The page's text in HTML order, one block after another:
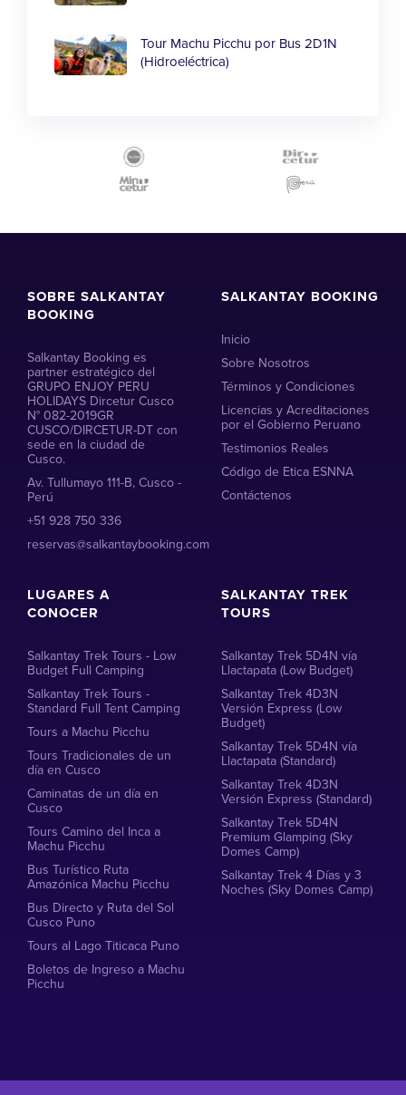
Tour Machu Picchu por Bus 2D1N
(Hidroeléctrica)
SOBRE SALKANTAY
BOOKING
Salkantay Booking es
partner estratégico del
GRUPO ENJOY PERU
HOLIDAYS Dircetur Cusco
N° 082-2019GR
CUSCO/DIRCETUR-DT con
sede en la ciudad de
Cusco.
Av. Tullumayo 111-B, Cusco -
Perú
+51 928 750 336
reservas@salkantaybooking.com
SALKANTAY BOOKING
Inicio
Sobre Nosotros
Términos y Condiciones
Licencias y Acreditaciones
por el Gobierno Peruano
Testimonios Reales
Código de Etica ESNNA
Contáctenos
LUGARES A
CONOCER
Salkantay Trek Tours - Low
Budget Full Camping
Salkantay Trek Tours -
Standard Full Tent Camping
Tours a Machu Picchu
Tours Tradicionales de un
día en Cusco
Caminatas de un día en
Cusco
Tours Camino del Inca a
Machu Picchu
Bus Turístico Ruta
Amazónica Machu Picchu
Bus Directo y Ruta del Sol
Cusco Puno
Tours al Lago Titicaca Puno
Boletos de Ingreso a Machu
Picchu
SALKANTAY TREK
TOURS
Salkantay Trek 5D4N vía
Llactapata (Low Budget)
Salkantay Trek 4D3N
Versión Express (Low
Budget)
Salkantay Trek 5D4N vía
Llactapata (Standard)
Salkantay Trek 4D3N
Versión Express (Standard)
Salkantay Trek 5D4N
Premium Glamping (Sky
Domes Camp)
Salkantay Trek 4 Días y 3
Noches (Sky Domes Camp)